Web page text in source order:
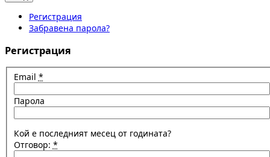
Регистрация
Забравена парола?
Регистрация
Email *
Парола
Кой е последният месец от годината?
Отговор: *